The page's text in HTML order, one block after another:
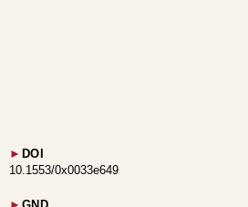
► DOI
10.1553/0x0033e649